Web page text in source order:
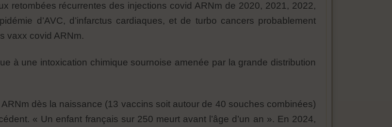
retombées récurrentes des injections covid ARNm de 2020, 2021, 2022,
d’AVC, d’infarctus cardiaques, et de turbo cancers probablement
vaxx covid ARNm.
à une intoxication chimique sournoise amenée par la grande distribution
dès la naissance (13 vaccins soit autour de 40 souches combinées)
« Un enfant français sur 250 meurt avant l’âge d’un an ». En 2024,